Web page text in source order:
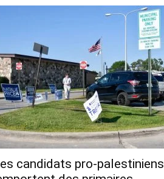
candidats pro-palestiniens